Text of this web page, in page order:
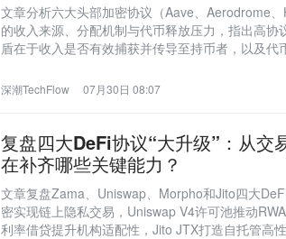
文章分析六大头部加密协议（Aave、Aerodrome
的收入来源、分配机制与代币释放压力，指出高
盾在于收入是否有效捕获并传导至持币者，以及
深潮TechFlow 07月30日 08:07
复盘四大DeFi协议“大升级”：从交
在补齐哪些关键能力？
文章复盘Zama、Uniswap、Morpho和Jito四大
密实现链上隐私交易，Uniswap V4许可池推动
利率借贷提升机构适配性，Jito JTX打造自托管高